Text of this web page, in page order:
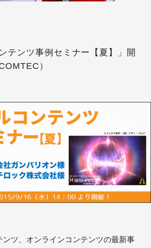
テンツ事例セミナー【夏】」開
）
ンツ、オンラインコンテンツの最新事